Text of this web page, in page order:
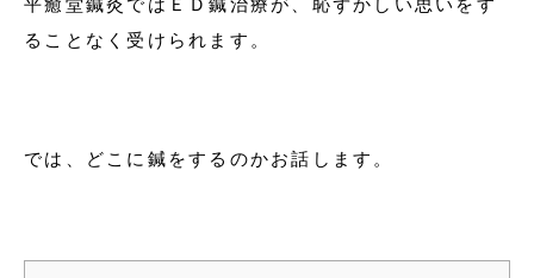
ることなく受けられます。
では、どこに鍼をするのかお話します。